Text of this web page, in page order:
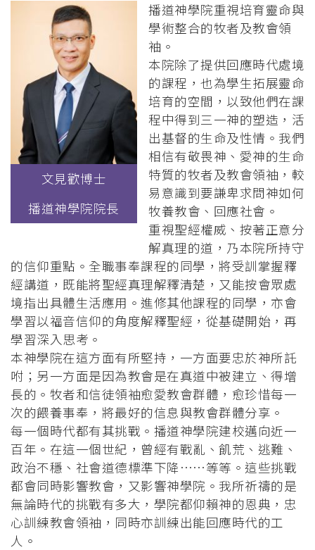
文見歡博士
播道神學院院長
播道神學院重視培育靈命與
學術整合的牧者及教會領
袖。
本院除了提供回應時代處境
的課程，也為學生拓展靈命
培育的空間，以致他們在課
程中得到三一神的塑造，活
出基督的生命及性情。我們
相信有敬畏神、愛神的生命
特質的牧者及教會領袖，較
易意識到要謙卑求問神如何
牧養教會、回應社會。
重視聖經權威、按著正意分
解真理的道，乃本院所持守
的信仰重點。全職事奉課程的同學，將受訓掌握釋
經講道，既能將聖經真理解釋清楚，又能按會眾處
境指出具體生活應用。進修其他課程的同學，亦會
學習以福音信仰的角度解釋聖經，從基礎開始，再
學習深入思考。
本神學院在這方面有所堅持，一方面要忠於神所託
咐；另一方面是因為教會是在真道中被建立、得增
長的。牧者和信徒領袖愈愛教會群體，愈珍惜每一
次的餵養事奉，將最好的信息與教會群體分享。
每一個時代都有其挑戰。播道神學院建校邁向近一
百年。在這一個世紀，曾經有戰亂、飢荒、逃難、
政治不穩、社會道德標準下降⋯⋯等等。這些挑戰
都會同時影響教會，又影響神學院。我所祈禱的是
無論時代的挑戰有多大，學院都仰賴神的恩典，忠
心訓練教會領袖，同時亦訓練出能回應時代的工
人。